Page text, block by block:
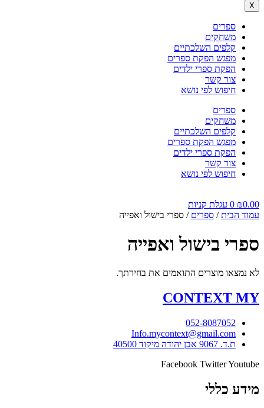
X
ספרים
משחקים
קלפים השלכתיים
מפגש הפקת ספרים
הפקת ספרי ילדים
צור קשר
חיפוש לפי נושא
ספרים
משחקים
קלפים השלכתיים
מפגש הפקת ספרים
הפקת ספרי ילדים
צור קשר
חיפוש לפי נושא
₪0.00
0 עגלת קניות
עמוד הבית/ ספרים / ספרי בישול ואפייה
ספרי בישול ואפייה
לא נמצאו מוצרים התואמים את בחירתך.
CONTEXT MY
052-8087052
Info.mycontext@gmail.com
ת.ד. 9067 אבן יהודה מיקוד 40500
Facebook TwitterYoutube
מידע כללי